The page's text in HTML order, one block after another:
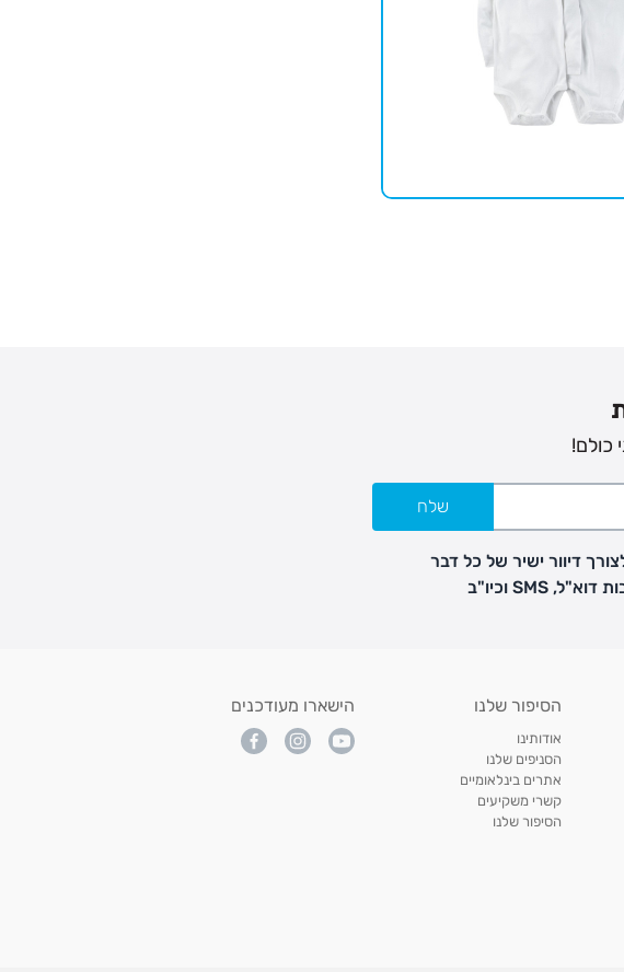
כולם!
שלח
דיוור ישיר של כל דבר
הסיפור שלנו
אודותינו
הסניפים שלנו
אתרים בינלאומיים
קשרי משקיעים
הסיפור שלנו
הישארו מעודכנים